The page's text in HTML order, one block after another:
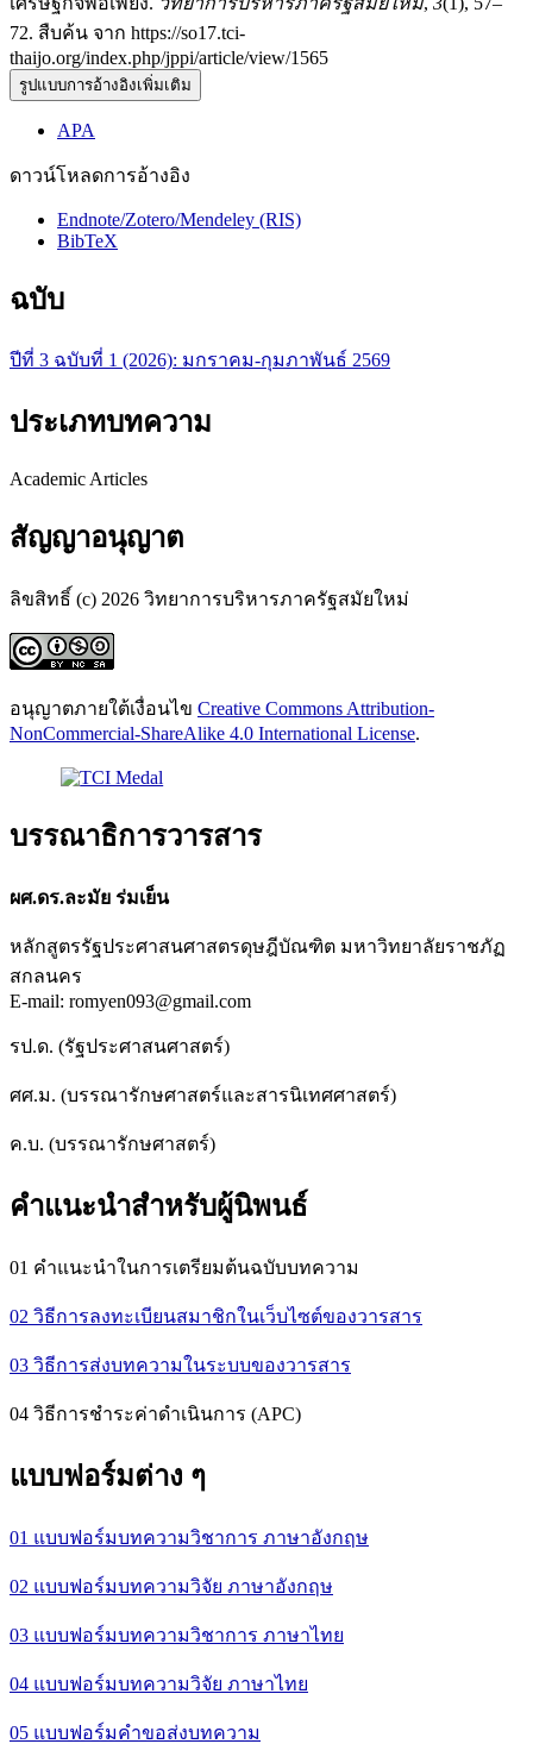
72. สืบค้น จาก https://so17.tci-
thaijo.org/index.php/jppi/article/view/1565
รูปแบบการอ้างอิงเพิ่มเติม
APA
ดาวน์โหลดการอ้างอิง
Endnote/Zotero/Mendeley (RIS)
BibTeX
ฉบับ
ปีที่ 3 ฉบับที่ 1 (2026): มกราคม-กุมภาพันธ์ 2569
ประเภทบทความ
Academic Articles
สัญญาอนุญาต
ลิขสิทธิ์ (c) 2026 วิทยาการบริหารภาครัฐสมัยใหม่
อนุญาตภายใต้เงื่อนไข Creative Commons Attribution-
NonCommercial-ShareAlike 4.0 International License.
บรรณาธิการวารสาร
ผศ.ดร.ละมัย ร่มเย็น
หลักสูตรรัฐประศาสนศาสตรดุษฎีบัณฑิต มหาวิทยาลัยราชภัฏ
สกลนคร
E-mail: romyen093@gmail.com
รป.ด. (รัฐประศาสนศาสตร์)
ศศ.ม. (บรรณารักษศาสตร์และสารนิเทศศาสตร์)
ค.บ. (บรรณารักษศาสตร์)
คำแนะนำสำหรับผู้นิพนธ์
01 คำแนะนำในการเตรียมต้นฉบับบทความ
02 วิธีการลงทะเบียนสมาชิกในเว็บไซต์ของวารสาร
03 วิธีการส่งบทความในระบบของวารสาร
04 วิธีการชำระค่าดำเนินการ (APC)
แบบฟอร์มต่าง ๆ
01 แบบฟอร์มบทความวิชาการ ภาษาอังกฤษ
02 แบบฟอร์มบทความวิจัย ภาษาอังกฤษ
03 แบบฟอร์มบทความวิชาการ ภาษาไทย
04 แบบฟอร์มบทความวิจัย ภาษาไทย
05 แบบฟอร์มคำขอส่งบทความ